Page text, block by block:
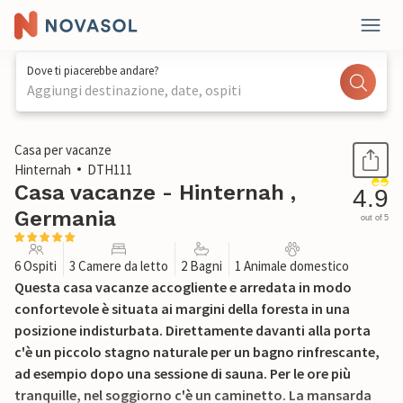
Dove ti piacerebbe andare?
Aggiungi destinazione, date, ospiti
1 / 25
Casa per vacanze
Hinternah
DTH111
Casa vacanze - Hinternah ,
Germania
4.9
out of 5
6 Ospiti 3 Camere da letto 2 Bagni 1 Animale domestico
Questa casa vacanze accogliente e arredata in modo
confortevole è situata ai margini della foresta in una
posizione indisturbata. Direttamente davanti alla porta
c'è un piccolo stagno naturale per un bagno rinfrescante,
ad esempio dopo una sessione di sauna. Per le ore più
tranquille, nel soggiorno c'è un caminetto. La mansarda